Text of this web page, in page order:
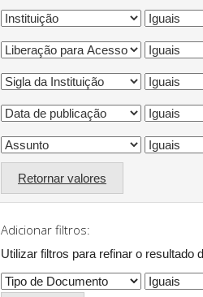
Retornar valores
Adicionar filtros:
Utilizar filtros para refinar o resultado